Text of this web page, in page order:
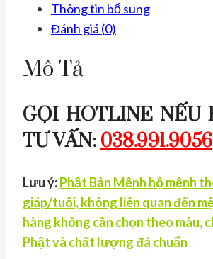
-
Lớn
số
lượng
Thông tin bổ sung
Đánh giá (0)
Mô Tả
GỌI HOTLINE NẾU
TƯ VẤN: 038.991.9056
Lưu ý:Phật Bản Mệnh hộ mệnh
giáp/tuổi, không liên quan đến
hàng không cần chọn theo màu,
Phật và chất lượng đá chuẩn